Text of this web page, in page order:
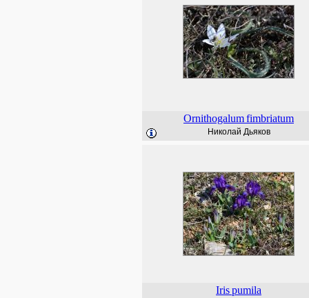
Ornithogalumfimbriatum
Николай Дьяков
Irispumila